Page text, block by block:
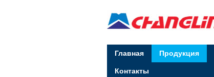
Главная Продукция
Контакты